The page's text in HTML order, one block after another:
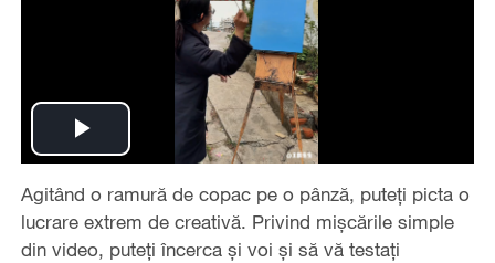
Play
Video
Agitând o ramură de copac pe o pânză, puteți picta o
lucrare extrem de creativă. Privind mișcările simple
din video, puteți încerca și voi și să vă testați